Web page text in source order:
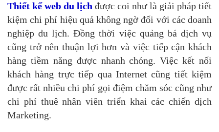
Thiết kế web du lịch được coi như là giải pháp tiết
kiệm chi phí hiệu quả không ngờ đối với các doanh
nghiệp du lịch. Đồng thời việc quảng bá dịch vụ
cũng trở nên thuận lợi hơn và việc tiếp cận khách
hàng tiềm năng được nhanh chóng. Việc kết nối
khách hàng trực tiếp qua Internet cũng tiết kiệm
được rất nhiều chi phí gọi điệm chăm sóc cũng như
chi phí thuê nhân viên triển khai các chiến dịch
Marketing.